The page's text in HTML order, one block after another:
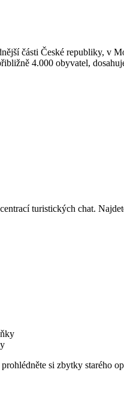
části České republiky, v
4.000 obyvatel,
turistických chat.
si zbytky starého